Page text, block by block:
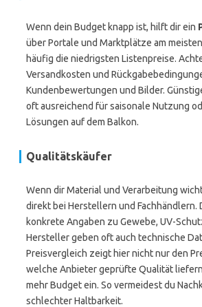
Wenn dein Budget knapp ist, hilft dir ein
über Portale und Marktplätze am
häufig die niedrigsten Listenpreise.
Versandkosten und
Kundenbewertungen und Bilder.
oft ausreichend für saisonale Nutzung
Lösungen auf dem Balkon.
Qualitätskäufer
Wenn dir Material und Verarbeitung
direkt bei Herstellern und Fachhändlern.
konkrete Angaben zu Gewebe, UV-
Hersteller geben oft auch technische
Preisvergleich zeigt hier nicht nur den
welche Anbieter geprüfte Qualität
mehr Budget ein. So vermeidest du
schlechter Haltbarkeit.